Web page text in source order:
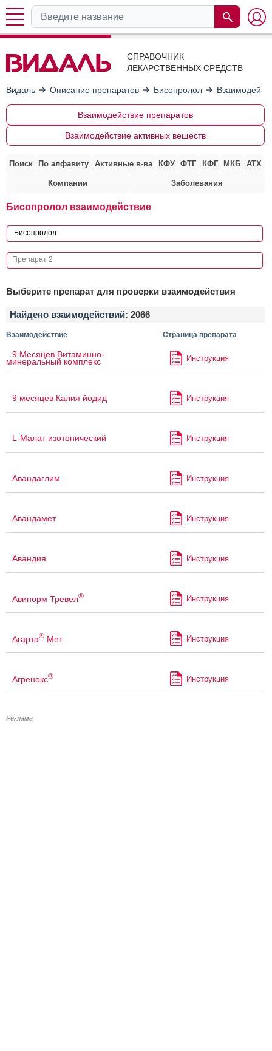
СПРАВОЧНИК
ЛЕКАРСТВЕННЫХ СРЕДСТВ
Видаль Описание препаратов Бисопролол
Взаимодействие препаратов
Взаимодействие активных веществ
Поиск По алфавиту Активные в-ва КФУ ФТГ КФГ МКБ АТХ
Компании Заболевания
Бисопролол взаимодействие
Выберите препарат для проверки взаимодействия
Найдено взаимодействий: 2066
Взаимодействие Страница препарата
9 Месяцев Витаминно-
минеральный комплекс Инструкция
9 месяцев Калия йодид Инструкция
L-Малат изотонический Инструкция
Авандаглим Инструкция
Авандамет Инструкция
Авандия Инструкция
Авинорм Тревел® Инструкция
Агарта® Мет Инструкция
Агренокс® Инструкция
Реклама